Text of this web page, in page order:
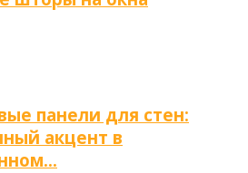
панели для стен:
акцент в